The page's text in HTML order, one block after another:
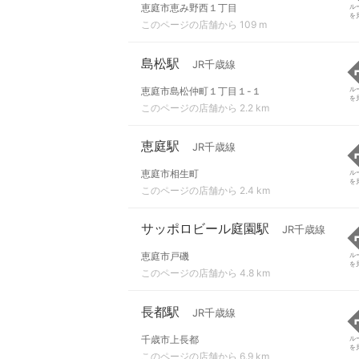
恵庭市恵み野西１丁目
このページの店舗から 109 m
ル
を
島松駅 JR千歳線
恵庭市島松仲町１丁目１-１
このページの店舗から 2.2 km
ル
を
恵庭駅 JR千歳線
恵庭市相生町
このページの店舗から 2.4 km
ル
を
サッポロビール庭園駅 JR千歳線
恵庭市戸磯
このページの店舗から 4.8 km
ル
を
長都駅 JR千歳線
千歳市上長都
このページの店舗から 6.9 km
ル
を